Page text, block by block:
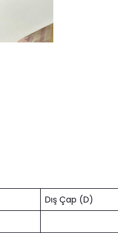
Dış Çap (D)